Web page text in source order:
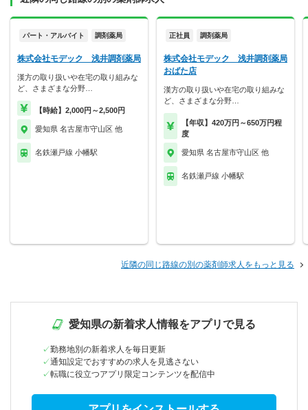
パート・アルバイト 調剤薬局
株式会社モデック 浅井調剤薬局
漢方の取り扱いや在宅の取り組みな
ど、さまざまな分野…
【時給】2,000円～2,500円
愛知県 名古屋市守山区 他
名鉄瀬戸線 小幡駅
正社員 調剤薬局
株式会社モデック 浅井調剤薬局
おばた店
漢方の取り扱いや在宅の取り組みな
ど、さまざまな分野…
【年収】420万円～650万円程
度
愛知県 名古屋市守山区 他
名鉄瀬戸線 小幡駅
近隣の同じ路線の別の薬剤師求人をもっと見る
愛知県の新着求人情報をアプリで見る
勤務地別の新着求人を毎日更新
通知設定でおすすめの求人を見逃さない
転職に役立つアプリ限定コンテンツを配信中